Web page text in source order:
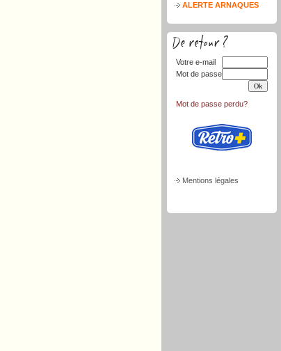
ALERTE ARNAQUES
Votre e-mail
Mot de passe
Mot de passe perdu?
Mentions légales